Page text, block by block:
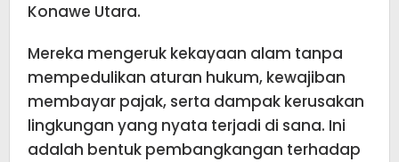
Konawe Utara.
Mereka mengeruk kekayaan alam tanpa
mempedulikan aturan hukum, kewajiban
membayar pajak, serta dampak kerusakan
lingkungan yang nyata terjadi di sana. Ini
adalah bentuk pembangkangan terhadap